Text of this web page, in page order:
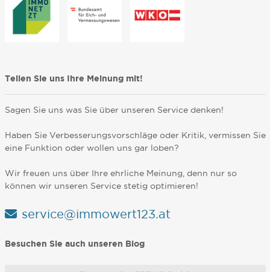
Teilen Sie uns Ihre Meinung mit!
Sagen Sie uns was Sie über unseren Service denken!
Haben Sie Verbesserungsvorschläge oder Kritik, vermissen Sie
eine Funktion oder wollen uns gar loben?
Wir freuen uns über Ihre ehrliche Meinung, denn nur so
können wir unseren Service stetig optimieren!
service@immowert123.at
Besuchen Sie auch unseren Blog